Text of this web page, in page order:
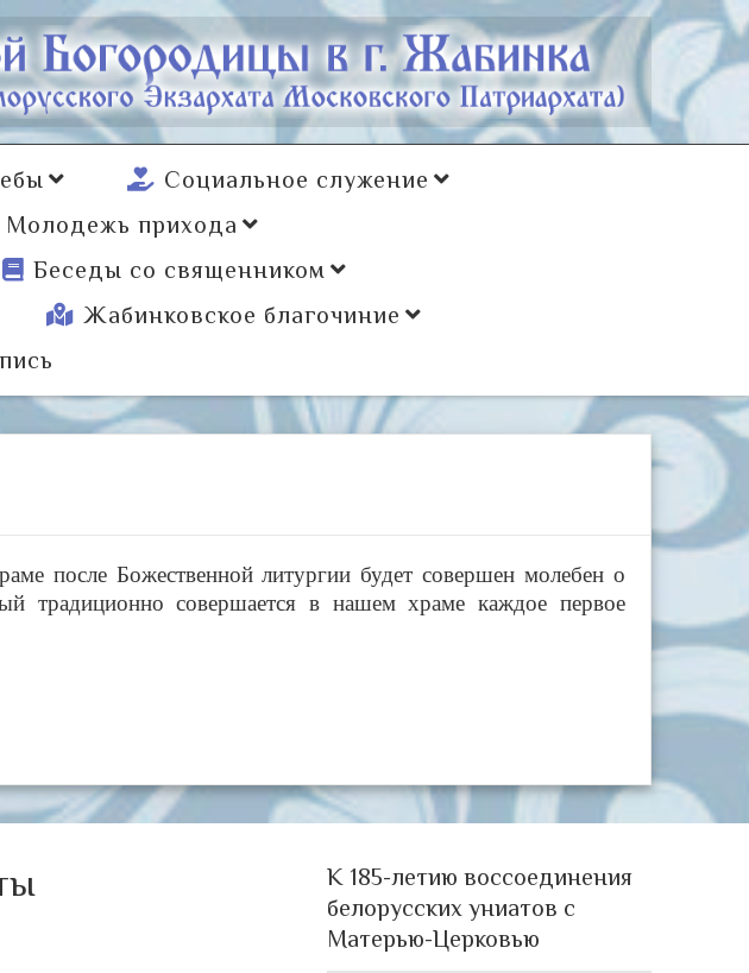
Социальное служение
Молодежь прихода
Беседы со священником
Жабинковское благочиние
после Божественной литургии будет совершен молебен о
традиционно совершается в нашем храме каждое первое
К 185-летию воссоединения
белорусских униатов с
Матерью-Церковью